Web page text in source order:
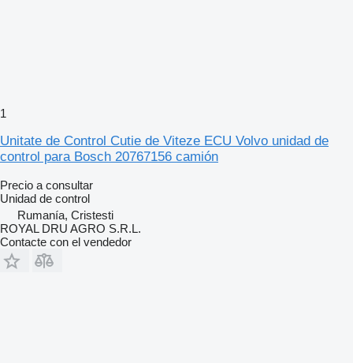
1
Unitate de Control Cutie de Viteze ECU Volvo unidad de
control para Bosch 20767156 camión
Precio a consultar
Unidad de control
Rumanía, Cristesti
ROYAL DRU AGRO S.R.L.
Contacte con el vendedor